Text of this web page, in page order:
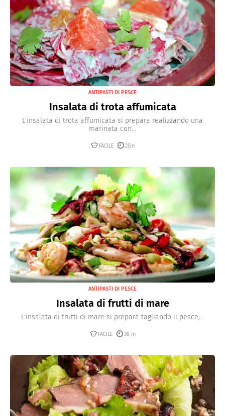
ANTIPASTI DI PESCE
Insalata di trota affumicata
L'insalata di trota affumicata si prepara realizzando una
marinata con...
FACILE 25m
ANTIPASTI DI PESCE
Insalata di frutti di mare
L'insalata di frutti di mare si prepara tagliando il pesce,...
FACILE 30 m